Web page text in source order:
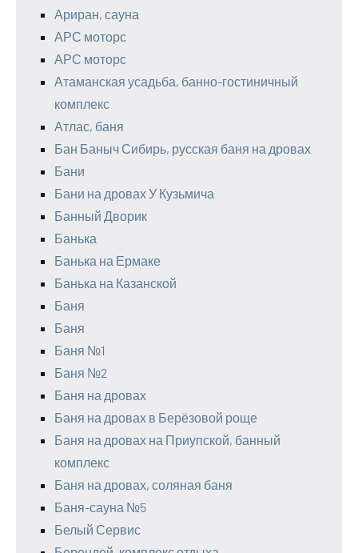
Ариран, сауна
АРС моторс
АРС моторс
Атаманская усадьба, банно-гостиничный
комплекс
Атлас, баня
Бан Баныч Сибирь, русская баня на дровах
Бани
Бани на дровах У Кузьмича
Банный Дворик
Банька
Банька на Ермаке
Банька на Казанской
Баня
Баня
Баня №1
Баня №2
Баня на дровах
Баня на дровах в Берёзовой роще
Баня на дровах на Приупской, банный
комплекс
Баня на дровах, соляная баня
Баня-сауна №5
Белый Сервис